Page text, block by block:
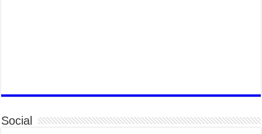
Өв соёлоо тээж яваа уяачдын галаар УИХ-ын
Social